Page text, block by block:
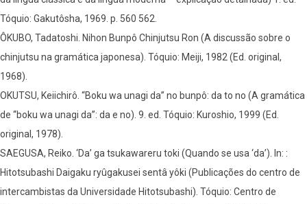
Tóquio: Gakutôsha, 1969. p. 560 562.
ÔKUBO, Tadatoshi. Nihon Bunpô Chinjutsu Ron (A discussão sobre o
chinjutsu na gramática japonesa). Tóquio: Meiji, 1982 (Ed. original,
1968).
OKUTSU, Keiichirô. “Boku wa unagi da” no bunpô: da to no (A gramática
de “boku wa unagi da”: da e no). 9. ed. Tóquio: Kuroshio, 1999 (Ed.
original, 1978).
SAEGUSA, Reiko. ‘Da’ ga tsukawareru toki (Quando se usa ‘da’). In: :
Hitotsubashi Daigaku ryûgakusei sentâ yôki (Publicações do centro de
intercambistas da Universidade Hitotsubashi). Tóquio: Centro de